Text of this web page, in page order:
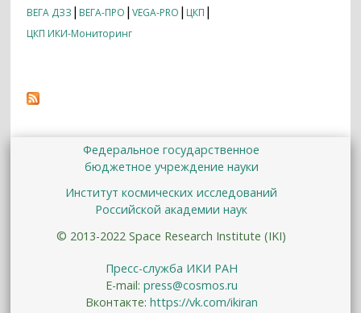
ВЕГА ДЗЗ | ВЕГА-ПРО |VEGA-PRO | ЦКП |
ЦКП ИКИ-Мониторинг
Федеральное государственное
бюджетное учреждение науки
Институт космических исследований
Российской академии наук
© 2013-2022 Space Research Institute (IKI)
Пресс-служба ИКИ РАН
E-mail: press@cosmos.ru
Вконтакте: https://vk.com/ikiran